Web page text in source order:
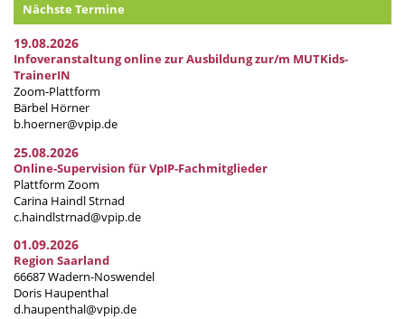
Nächste Termine
19.08.2026
Infoveranstaltung online zur Ausbildung zur/m MUTKids-
TrainerIN
Zoom-Plattform
Bärbel Hörner
b.hoerner@vpip.de
25.08.2026
Online-Supervision für VpIP-Fachmitglieder
Plattform Zoom
Carina Haindl Strnad
c.haindlstrnad@vpip.de
01.09.2026
Region Saarland
66687 Wadern-Noswendel
Doris Haupenthal
d.haupenthal@vpip.de